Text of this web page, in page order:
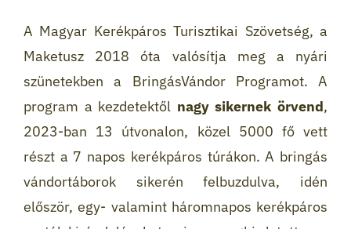
A Magyar Kerékpáros Turisztikai Szövetség, a
Maketusz 2018 óta valósítja meg a nyári
szünetekben a BringásVándor Programot. A
program a kezdetektől nagy sikernek örvend,
2023-ban 13 útvonalon, közel 5000 fő vett
részt a 7 napos kerékpáros túrákon. A bringás
vándortáborok sikerén felbuzdulva, idén
először, egy- valamint háromnapos kerékpáros